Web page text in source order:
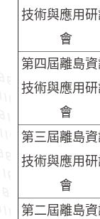
技術與應用
會
第四屆離島
技術與應用
會
第三屆離島
技術與應用
會
第二屆離島